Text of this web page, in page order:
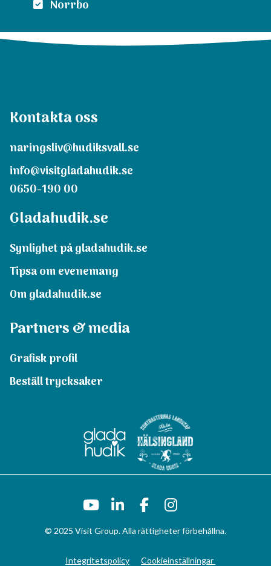
Norrbo
Kontakta oss
naringsliv@hudiksvall.se
info@visitgladahudik.se
0650-190 00
Gladahudik.se
Synlighet på gladahudik.se
Tipsa om evenemang
Om gladahudik.se
Partners & media
Grafisk profil
Beställ trycksaker
© 2025 Visit Group. Alla rättigheter förbehållna.
Integritetspolicy Cookieinställningar